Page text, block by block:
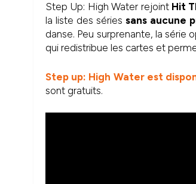
Step Up: High Water rejoint Hit
la liste des séries sans aucune
danse. Peu surprenante, la série
qui redistribue les cartes et
Step up: High Water est
sont gratuits.